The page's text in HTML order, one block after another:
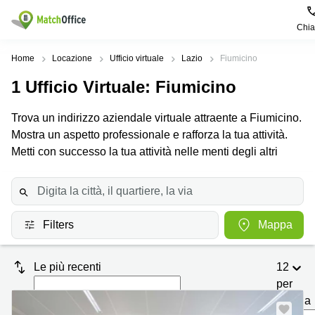
Dare in locazione e affittare
Tipologie di
commerciali
Ufficio
Center
Coworking
Sala
Riunioni
Ufficio
Zone
Genova
Milano
Palermo
Bari
Firenze
Ricerche
Coworking
Lazio
Bologna
Uffici
in
affitto a
Vicenza
Coworking
Aiuto
Chi Siamo
Prezzo
Accesso
Home Locazione Ufficio virtuale Lazio Fiumicino
1 Ufficio Virtuale: Fiumicino
Trova un indirizzo aziendale virtuale attraente a Fiumicino.
Mostra un aspetto professionale e rafforza la tua attività.
Metti con successo la tua attività nelle menti degli altri
Filters Mappa
Le più recenti
12
per
pagina